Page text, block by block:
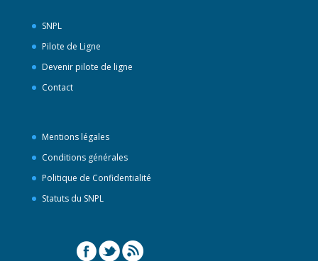
SNPL
Pilote de Ligne
Devenir pilote de ligne
Contact
Mentions légales
Conditions générales
Politique de Confidentialité
Statuts du SNPL